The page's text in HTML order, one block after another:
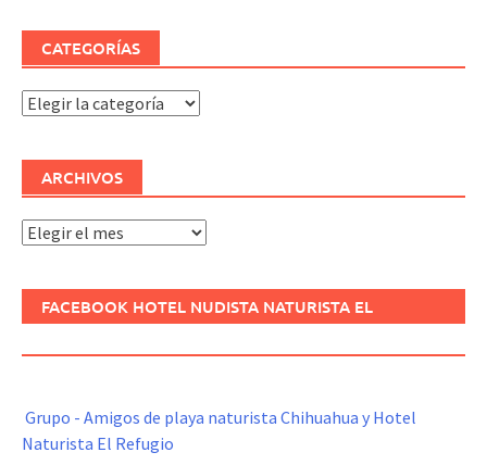
CATEGORÍAS
Categorías
ARCHIVOS
Archivos
FACEBOOK HOTEL NUDISTA NATURISTA EL
Grupo - Amigos de playa naturista Chihuahua y Hotel
Naturista El Refugio